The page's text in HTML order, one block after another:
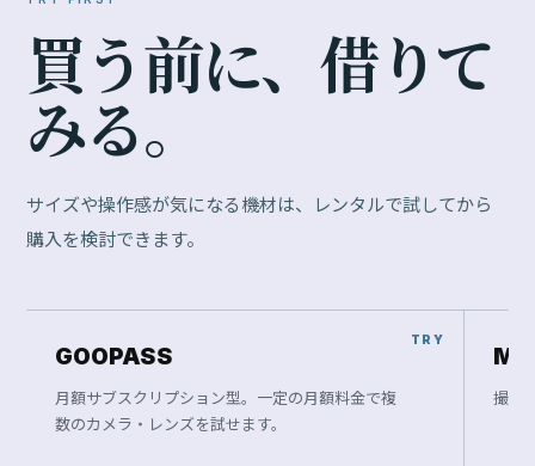
買う前に、 借りて
みる。
サイズや操作感が気になる機材は、レンタルで試してから
購入を検討できます。
GOOPASS
月額サブスクリプション型。一定の月額料金で複
数のカメラ・レンズを試せます。
撮影